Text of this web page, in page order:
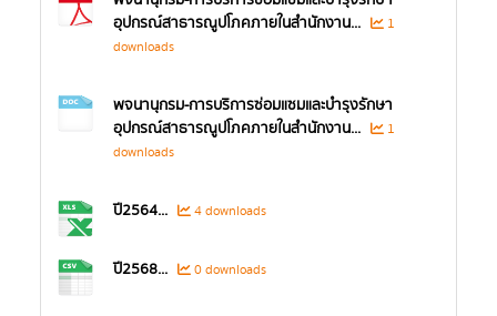
อุปกรณ์สาธารณูปโภคภายในสำนักงาน...
1
downloads
พจนานุกรม-การบริการซ่อมแซมและบำรุงรักษา
อุปกรณ์สาธารณูปโภคภายในสำนักงาน...
1
downloads
ปี2564... 4 downloads
ปี2568... 0 downloads